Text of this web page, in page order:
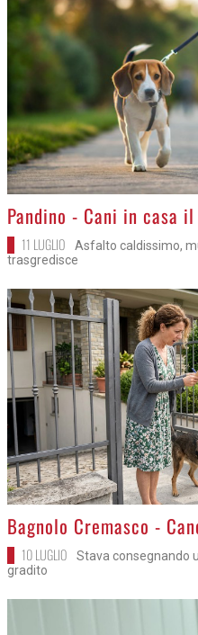
>
Pandino - Cani in casa
11 LUGLIO
Asfalto caldissimo,
trasgredisce
>
Bagnolo Cremasco -
10 LUGLIO
Stava consegnando
gradito